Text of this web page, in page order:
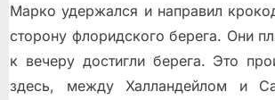
Марко удержался и направил
сторону флоридского берега. Они
к вечеру достигли берега. Это
здесь, между Халландейлом и